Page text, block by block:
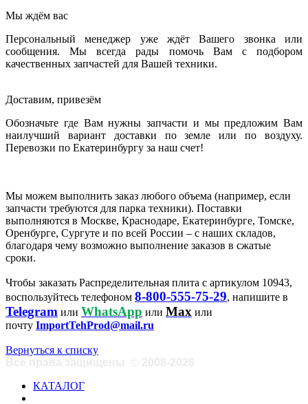
Мы ждём вас
Персональный менеджер уже ждёт Вашего звонка или
сообщения. Мы всегда рады помочь Вам с подбором
качественных запчастей для Вашей техники.
Доставим, привезём
Обозначьте где Вам нужны запчасти и мы предложим Вам
наилучший вариант доставки по земле или по воздуху.
Перевозки по Екатеринбургу за наш счет!
Мы можем выполнить заказ любого объема (например, если
запчасти требуются для парка техники). Поставки
выполняются в Москве, Краснодаре, Екатеринбурге, Томске,
Оренбурге, Сургуте и по всей России – с наших складов,
благодаря чему возможно выполнение заказов в сжатые
сроки.
Чтобы заказать Распределительная плита с артикулом 10943,
воспользуйтесь телефоном 8-800-555-75-29, напишите в
Telegram или WhatsApp или Max или
почту ImportTehProd@mail.ru
Вернуться к списку
КАТАЛОГ